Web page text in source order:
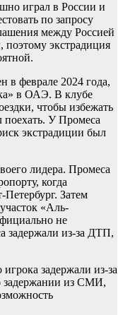
играл в России и
по запросу
между Россией
экстрадиция
в феврале 2024 года,
в ОАЭ. В клубе
чтобы избежать
У Промеса
экстрадиции был
лидера. Промеса
когда
Затем
«Аль-
не
из-за ДТП,
задержали из-за
задержании из СМИ,